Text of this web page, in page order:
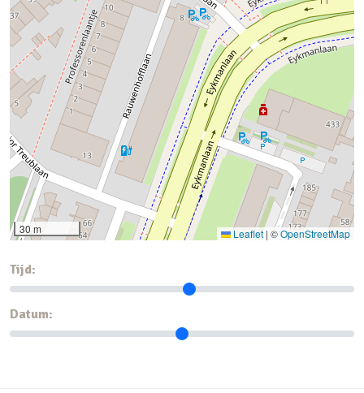
30 m Leaflet | ©OpenStreetMap
Tijd:
Datum: